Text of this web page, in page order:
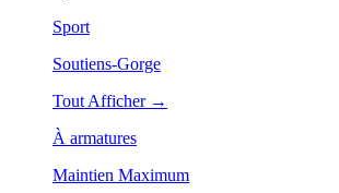
Sport
Soutiens-Gorge
Tout Afficher →
À armatures
Maintien Maximum